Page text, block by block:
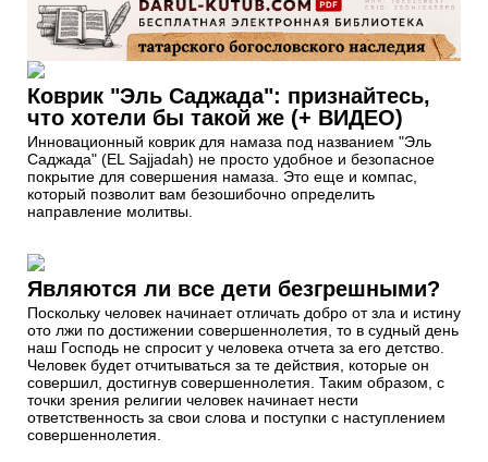
Коврик "Эль Саджада": признайтесь,
что хотели бы такой же (+ ВИДЕО)
Инновационный коврик для намаза под названием "Эль
Саджада" (EL Sajjadah) не просто удобное и безопасное
покрытие для совершения намаза. Это еще и компас,
который позволит вам безошибочно определить
направление молитвы.
Являются ли все дети безгрешными?
Поскольку человек начинает отличать добро от зла и истину
ото лжи по достижении совершеннолетия, то в судный день
наш Господь не спросит у человека отчета за его детство.
Человек будет отчитываться за те действия, которые он
совершил, достигнув совершеннолетия. Таким образом, с
точки зрения религии человек начинает нести
ответственность за свои слова и поступки с наступлением
совершеннолетия.